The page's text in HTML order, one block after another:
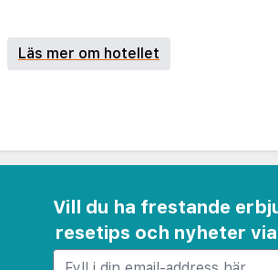
Läs mer om hotellet
Vill du ha frestande
resetips och nyheter